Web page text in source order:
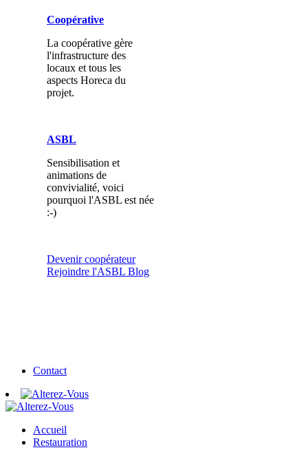
Coopérative
La coopérative gère
l'infrastructure des
locaux et tous les
aspects Horeca du
projet.
ASBL
Sensibilisation et
animations de
convivialité, voici
pourquoi l'ASBL est née
:-)
Devenir coopérateur
Rejoindre l'ASBL Blog
Contact
Accueil
Restauration